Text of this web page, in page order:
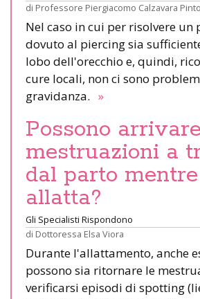
di Professore Piergiacomo Calzavara
Nel caso in cui per risolvere un
dovuto al piercing sia
lobo dell'orecchio e, quindi,
cure locali, non ci sono
gravidanza. »
Possono
mestruazioni a
dal parto
allatta?
Gli Specialisti Rispondono
di Dottoressa Elsa Viora
Durante l'allattamento, anche
possono sia ritornare le
verificarsi episodi di spotting